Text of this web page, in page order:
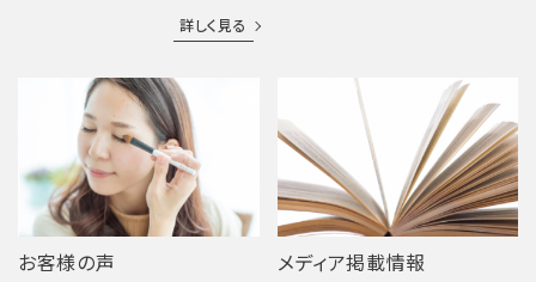
詳しく見る
お客様の声 メディア掲載情報